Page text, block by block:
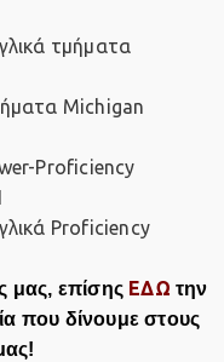
τμήματα
Michigan
Proficiency
Proficiency
μας, επίσης ΕΔΩ την
που δίνουμε στους